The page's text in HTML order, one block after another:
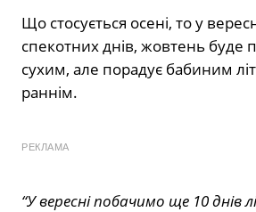
Що стосується осені, то у
спекотних днів, жовтень буде
сухим, але порадує бабиним
раннім.
РЕКЛАМА
“У вересні побачимо ще 10 днів